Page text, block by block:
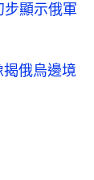
顯示俄軍
俄烏邊境